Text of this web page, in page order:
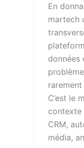
En
martech
données
rarement
C’est le
contexte
CRM,
média,